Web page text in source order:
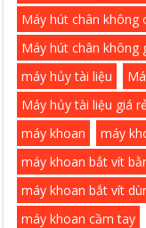
Máy hút chân không
Máy hút chân không
máy hủy tài liệu
Máy hủy tài liệu giá rẻ
máy khoan
máy
máy khoan bắt vít
máy khoan bắt vít
máy khoan cầm tay